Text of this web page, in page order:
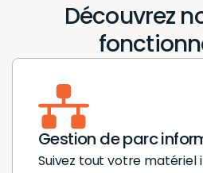
Découvrez
Gestion de parc
Suivez tout votre matériel